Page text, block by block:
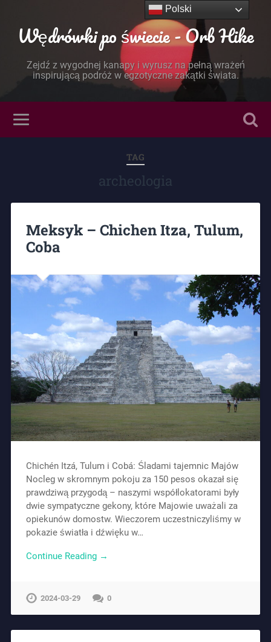
Wędrówki po świecie - Orb Hike
Zejdź z wygodnej kanapy i wyrusz na pełną wrażeń
inspirującą podróż w egzotyczne zakątki świata.
TAG
archeologia
Meksyk – Chichen Itza, Tulum,
Coba
Chichén Itzá, Tulum i Cobá: Śladami tajemnic Majów
Nocleg w skromnym pokoju za 150 pesos okazał się
prawdziwą przygodą – naszymi współlokatorami były
dwie sympatyczne gekony, które Majowie uważali za
opiekunów domostw. Wieczorem uczestniczyliśmy w
pokazie światła i dźwięku w…
Continue Reading →
2024-03-29 0
Polski